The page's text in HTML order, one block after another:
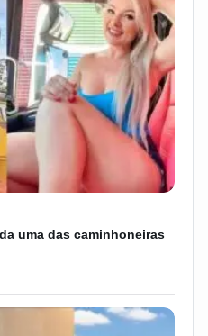
uma das caminhoneiras